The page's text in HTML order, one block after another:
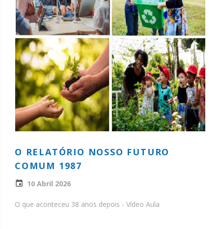
O RELATÓRIO NOSSO FUTURO
COMUM 1987
10 Abril 2026
O que aconteceu 38 anos depois - Vídeo Aula